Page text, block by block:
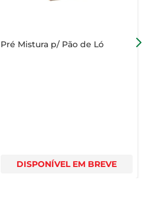
Pré Mistura p/ Pão de Ló
DISPONÍVEL EM BREVE